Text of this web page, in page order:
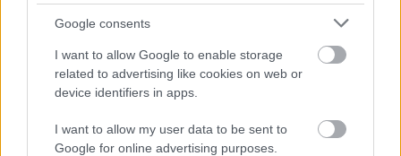
Google consents
I want to allow Google to enable storage
related to advertising like cookies on web or
device identifiers in apps.
I want to allow my user data to be sent to
Google for online advertising purposes.
sapkában érkezik.
Programajánló